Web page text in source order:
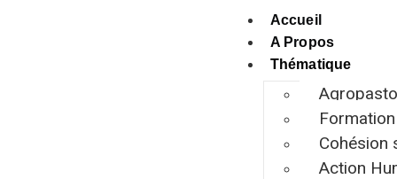
Accueil
A Propos
Thématique
Formation
Cohésion
Action